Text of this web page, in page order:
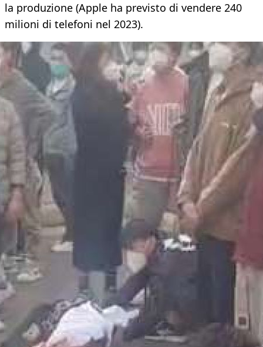
la produzione (Apple ha previsto di vendere 240
milioni di telefoni nel 2023).